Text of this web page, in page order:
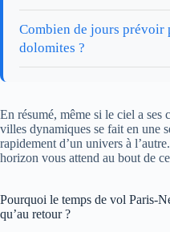
Combien de jours prévoir
dolomites ?
En résumé, même si le ciel a ses
villes dynamiques se fait en une
rapidement d’un univers à
horizon vous attend au bout de
Pourquoi le temps de vol Paris-
qu’au retour ?